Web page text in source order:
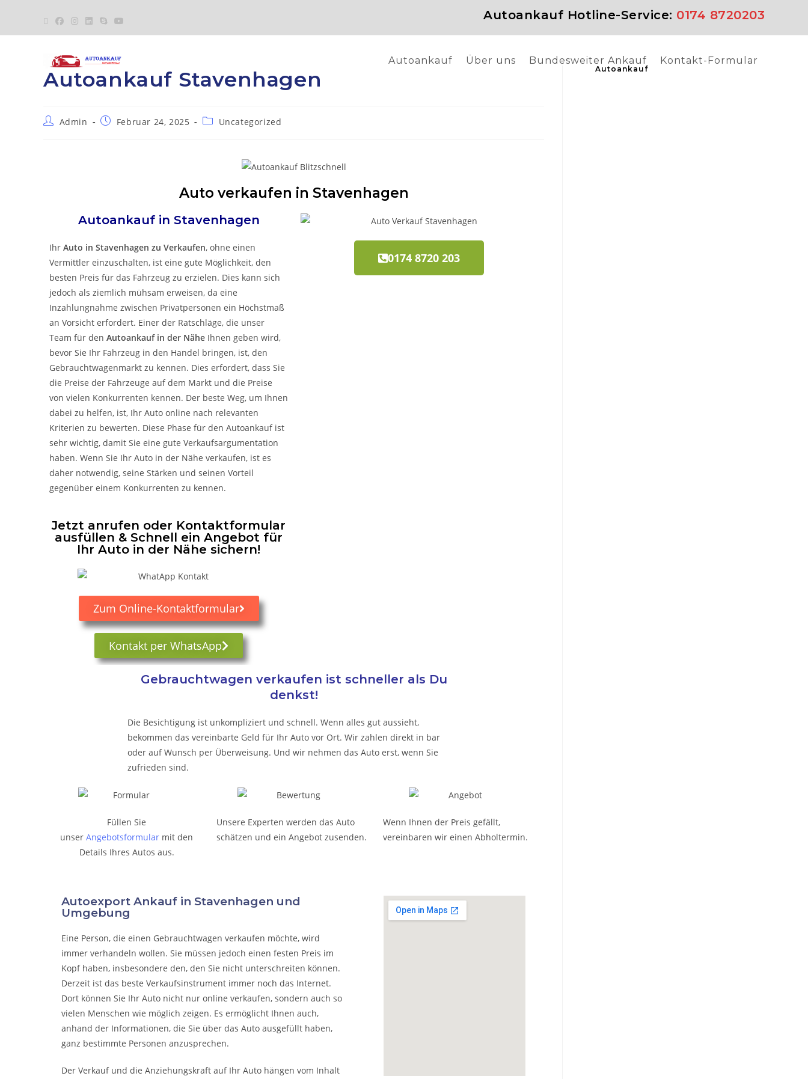
Autoankauf Hotline-Service: 0174 8720203
Autoankauf Über uns Bundesweiter Ankauf Kontakt-Formular
Autoankauf Stavenhagen
Admin Februar 24, 2025 Uncategorized
Auto verkaufen in Stavenhagen
Autoankauf in Stavenhagen
Ihr Auto in Stavenhagen zu Verkaufen, ohne einen
Vermittler einzuschalten, ist eine gute Möglichkeit, den
besten Preis für das Fahrzeug zu erzielen. Dies kann sich
jedoch als ziemlich mühsam erweisen, da eine
Inzahlungnahme zwischen Privatpersonen ein Höchstmaß
an Vorsicht erfordert. Einer der Ratschläge, die unser
Team für den Autoankauf in der Nähe Ihnen geben wird,
bevor Sie Ihr Fahrzeug in den Handel bringen, ist, den
Gebrauchtwagenmarkt zu kennen. Dies erfordert, dass Sie
die Preise der Fahrzeuge auf dem Markt und die Preise
von vielen Konkurrenten kennen. Der beste Weg, um Ihnen
dabei zu helfen, ist, Ihr Auto online nach relevanten
Kriterien zu bewerten. Diese Phase für den Autoankauf ist
sehr wichtig, damit Sie eine gute Verkaufsargumentation
haben. Wenn Sie Ihr Auto in der Nähe verkaufen, ist es
daher notwendig, seine Stärken und seinen Vorteil
gegenüber einem Konkurrenten zu kennen.
0174 8720 203
Jetzt anrufen oder Kontaktformular
ausfüllen & Schnell ein Angebot für
Ihr Auto in der Nähe sichern!
Zum Online-Kontaktformular
Kontakt per WhatsApp
Gebrauchtwagen verkaufen ist schneller als Du
denkst!
Die Besichtigung ist unkompliziert und schnell. Wenn alles gut aussieht,
bekommen das vereinbarte Geld für Ihr Auto vor Ort. Wir zahlen direkt in bar
oder auf Wunsch per Überweisung. Und wir nehmen das Auto erst, wenn Sie
zufrieden sind.
Füllen Sie
unserAngebotsformular mit den
Details Ihres Autos aus.
Unsere Experten werden das Auto
schätzen und ein Angebot zusenden.
Wenn Ihnen der Preis gefällt,
vereinbaren wir einen Abholtermin.
Autoexport Ankauf in Stavenhagen und
Umgebung
Eine Person, die einen Gebrauchtwagen verkaufen möchte, wird
immer verhandeln wollen. Sie müssen jedoch einen festen Preis im
Kopf haben, insbesondere den, den Sie nicht unterschreiten können.
Derzeit ist das beste Verkaufsinstrument immer noch das Internet.
Dort können Sie Ihr Auto nicht nur online verkaufen, sondern auch so
vielen Menschen wie möglich zeigen. Es ermöglicht Ihnen auch,
anhand der Informationen, die Sie über das Auto ausgefüllt haben,
ganz bestimmte Personen anzusprechen.
Der Verkauf und die Anziehungskraft auf Ihr Auto hängen vom Inhalt
Autoankauf